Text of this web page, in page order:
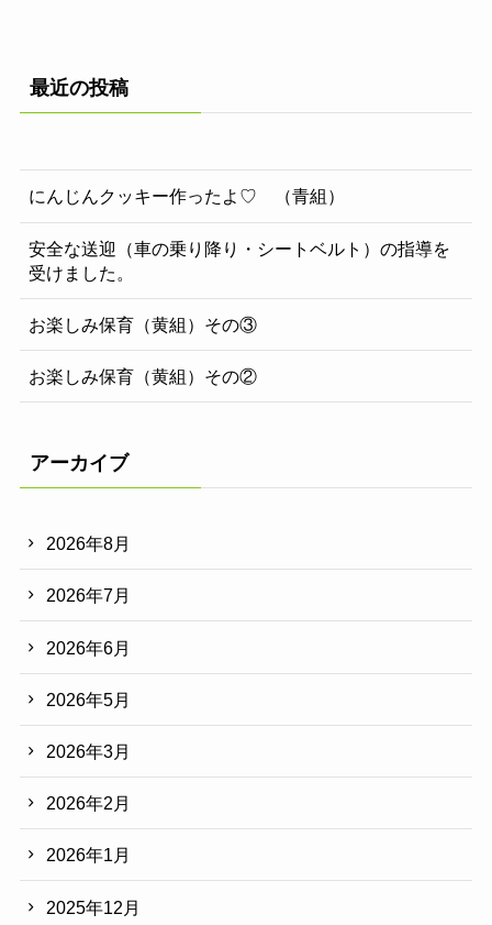
最近の投稿
にんじんクッキー作ったよ♡ （青組）
安全な送迎（車の乗り降り・シートベルト）の指導を
受けました。
お楽しみ保育（黄組）その③
お楽しみ保育（黄組）その②
アーカイブ
2026年8月
2026年7月
2026年6月
2026年5月
2026年3月
2026年2月
2026年1月
2025年12月